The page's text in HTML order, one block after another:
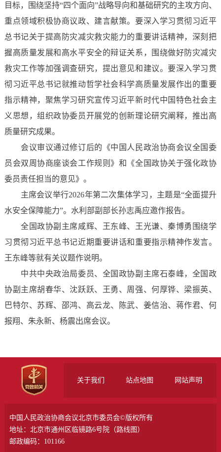
目标，围绕坚持“四个面向”战略导向和基础研究的主攻方向、
重点领域积极协商议政、建言献策。要深入学习贯彻习近平
总书记关于提高防灾减灾救灾能力的重要讲话精神，深刻把
握高质量发展和高水平安全的辩证关系，围绕做好防灾减灾
救灾工作等加强调查研究，提出意见和建议。要深入学习贯
彻习近平总书记就推动哲学社会科学高质量发展作出的重要
指示精神，聚焦学习研究宣传习近平新时代中国特色社会主
义思想，组织政协委员开展党的创新理论研究阐释，推出高
质量研究成果。
会议审议通过修订后的《中国人民政治协商会议全国委
员会双周协商座谈会工作规则》和《全国政协关于强化政协
委员责任担当的意见》。
主席会议举行2026年第二次集体学习，主题是“全面提升
水安全保障能力”。水利部副部长孙志禹应邀作报告。
全国政协副主席咸辉、王东峰、王光谦、秦博勇围绕学
习贯彻习近平总书记近期重要讲话和重要指示精神作发言。
王东峰等就有关议题作说明。
中共中央政治局委员、全国政协副主席石泰峰，全国政
协副主席胡春华、沈跃跃、王勇、周强、何厚铧、梁振英、
巴特尔、苏辉、邵鸿、高云龙、陈武、姜信治、蒋作君、何
报翔、朱永新、杨震出席会议。
关于我们 站点地图 网站声明
中国人民政治协商会议北京市委员会©版权所有
地址：北京市通州区临镜路6号院（路线图）
邮政编码：101166